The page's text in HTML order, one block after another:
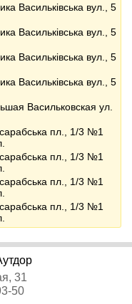
Васильківська вул., 5
Васильківська вул., 5
Васильківська вул., 5
Васильківська вул., 5
Васильковская ул.
пл., 1/3 №1
пл., 1/3 №1
пл., 1/3 №1
пл., 1/3 №1
31
50